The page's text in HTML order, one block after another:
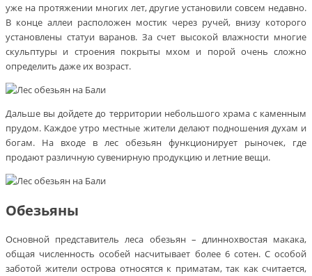
уже на протяжении многих лет, другие установили совсем недавно.
В конце аллеи расположен мостик через ручей, внизу которого
установлены статуи варанов. За счет высокой влажности многие
скульптуры и строения покрыты мхом и порой очень сложно
определить даже их возраст.
Дальше вы дойдете до территории небольшого храма с каменным
прудом. Каждое утро местные жители делают подношения духам и
богам. На входе в лес обезьян функционирует рыночек, где
продают различную сувенирную продукцию и летние вещи.
Обезьяны
Основной представитель леса обезьян – длиннохвостая макака,
общая численность особей насчитывает более 6 сотен. С особой
заботой жители острова относятся к приматам, так как считается,